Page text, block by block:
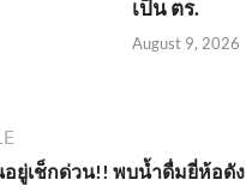
เป็น ตร.
August 9, 2026
ยู่เช็กด่วน!! พบน้ำดื่มยี่ห้อดัง